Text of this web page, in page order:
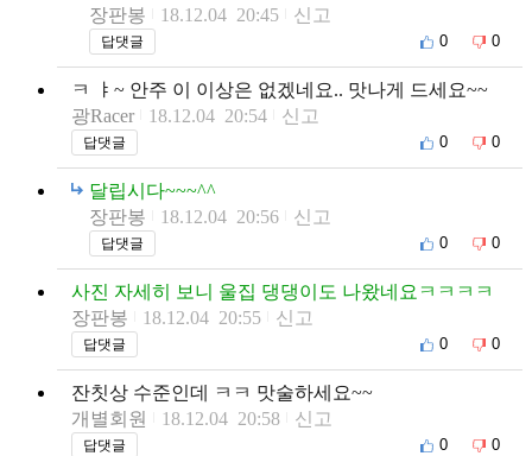
장판봉
18.12.04 20:45 신고
답댓글 0 0
ㅋ ㅑ~ 안주 이 이상은 없겠네요.. 맛나게 드세요~~
광Racer
18.12.04 20:54 신고
답댓글 0 0
달립시다~~~^^
장판봉
18.12.04 20:56 신고
답댓글 0 0
사진 자세히 보니 울집 댕댕이도 나왔네요ㅋㅋㅋㅋ
장판봉
18.12.04 20:55 신고
답댓글 0 0
잔칫상 수준인데 ㅋㅋ 맛술하세요~~
개별회원
18.12.04 20:58 신고
답댓글 0 0